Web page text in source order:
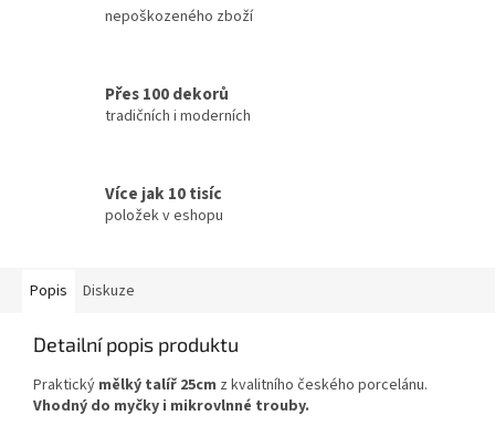
nepoškozeného zboží
Přes 100 dekorů
tradičních i moderních
Více jak 10 tisíc
položek v eshopu
Popis Diskuze
Detailní popis produktu
Praktický mělký talíř 25cm z kvalitního českého porcelánu.
Vhodný do myčky i mikrovlnné trouby.